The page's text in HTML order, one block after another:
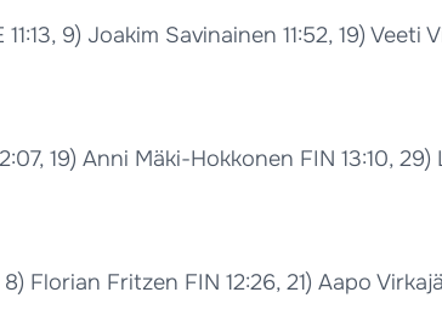
9) Joakim Savinainen 11:52, 19) Veeti
19) Anni Mäki-Hokkonen FIN 13:10,
Florian Fritzen FIN 12:26, 21) Aapo